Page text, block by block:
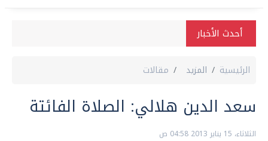
أحدث الأخبار
الرئيسية المزيد مقالات
سعد الدين هلالي: الصلاة الفائتة
الثلاثاء، 15 يناير 2013 04:58 ص